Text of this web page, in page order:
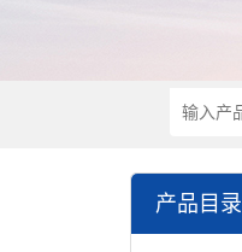
产品目录